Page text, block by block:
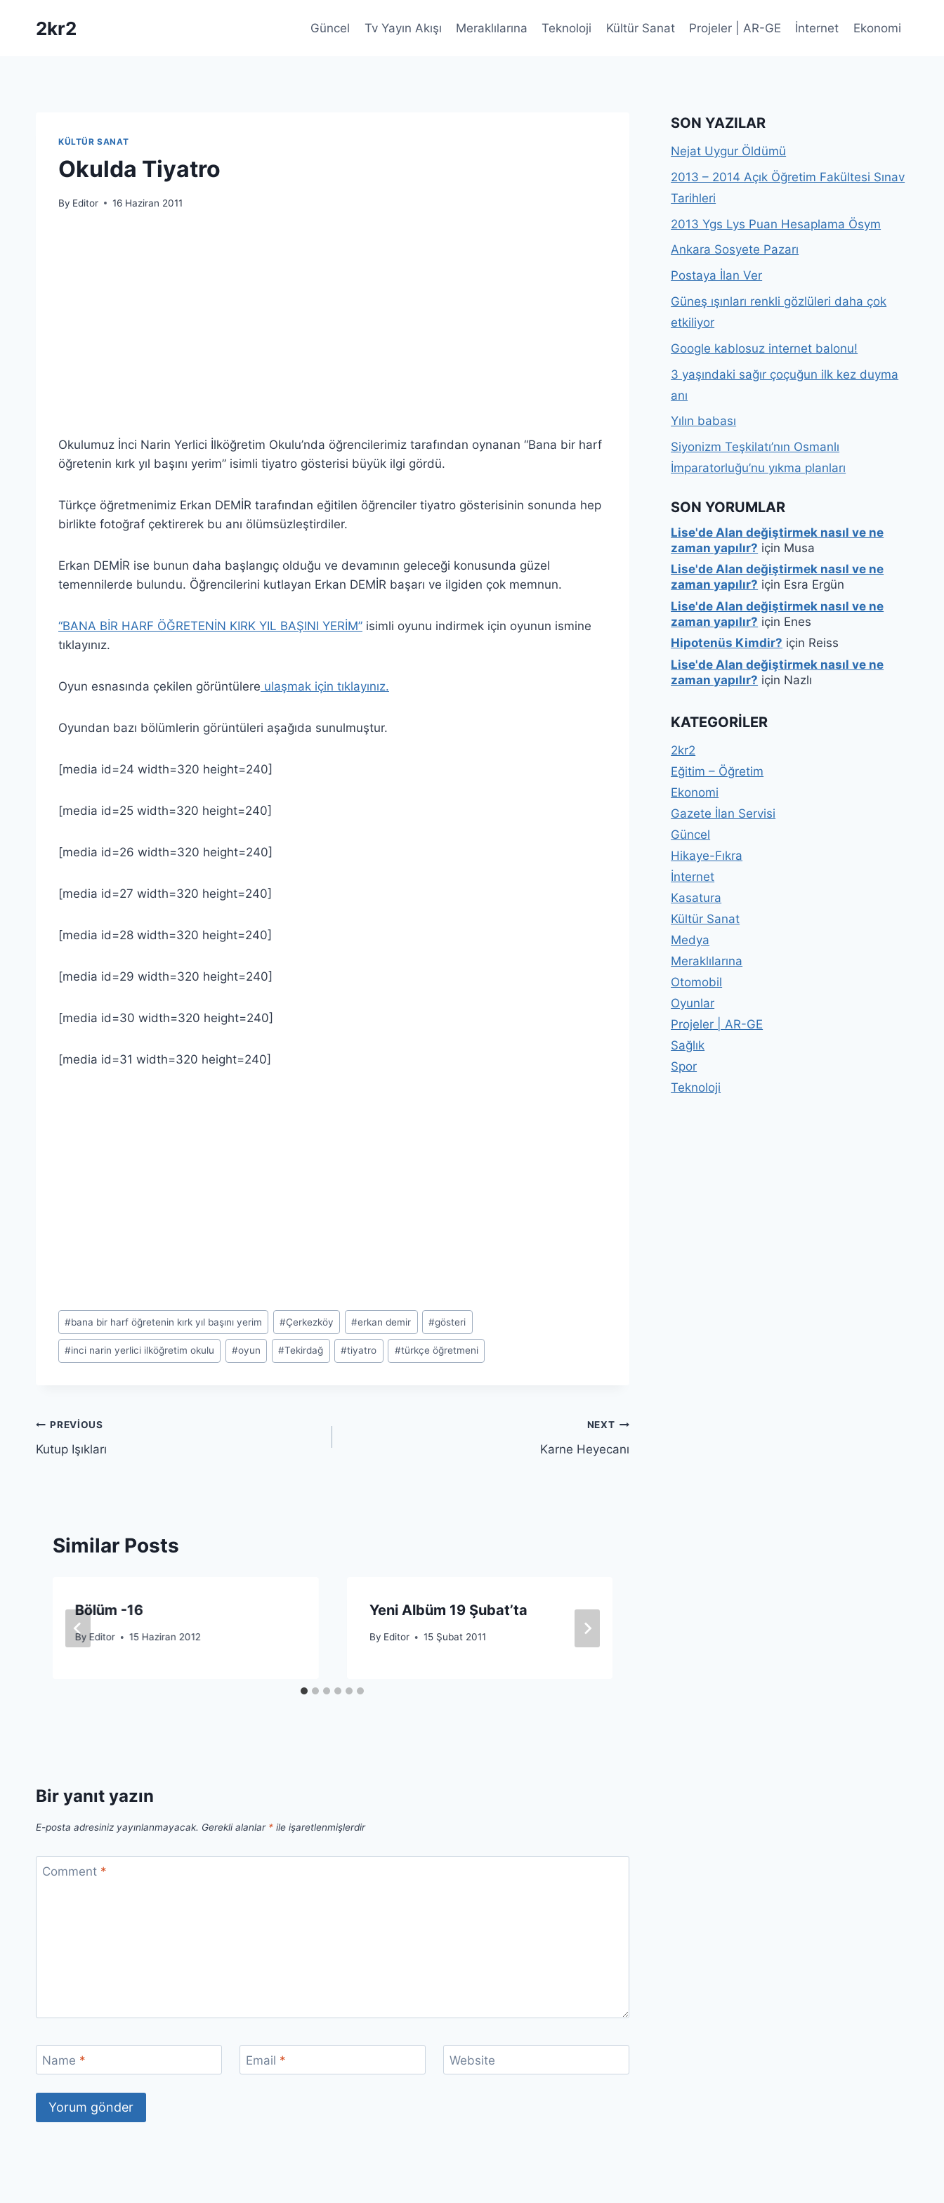
2kr2 Güncel Tv Yayın Akışı Meraklılarına Teknoloji Kültür Sanat Projeler | AR-GE İnternet Ekonomi
KÜLTÜR SANAT
Okulda Tiyatro
By Editor 16 Haziran 2011
Okulumuz İnci Narin Yerlici İlköğretim Okulu’nda öğrencilerimiz tarafından oynanan “Bana bir harf
öğretenin kırk yıl başını yerim” isimli tiyatro gösterisi büyük ilgi gördü.
Türkçe öğretmenimiz Erkan DEMİR tarafından eğitilen öğrenciler tiyatro gösterisinin sonunda hep
birlikte fotoğraf çektirerek bu anı ölümsüzleştirdiler.
Erkan DEMİR ise bunun daha başlangıç olduğu ve devamının geleceği konusunda güzel
temennilerde bulundu. Öğrencilerini kutlayan Erkan DEMİR başarı ve ilgiden çok memnun.
“BANA BİR HARF ÖĞRETENİN KIRK YIL BAŞINI YERİM” isimli oyunu indirmek için oyunun ismine
tıklayınız.
Oyun esnasında çekilen görüntülere ulaşmak için tıklayınız.
Oyundan bazı bölümlerin görüntüleri aşağıda sunulmuştur.
[media id=24 width=320 height=240]
[media id=25 width=320 height=240]
[media id=26 width=320 height=240]
[media id=27 width=320 height=240]
[media id=28 width=320 height=240]
[media id=29 width=320 height=240]
[media id=30 width=320 height=240]
[media id=31 width=320 height=240]
Post
Tags:
#bana bir harf öğretenin kırk yıl başını yerim #Çerkezköy #erkan demir #gösteri
#inci narin yerlici ilköğretim okulu #oyun #Tekirdağ #tiyatro #türkçe öğretmeni
Yazı
gezinmesi
PREVIOUS
Kutup Işıkları
NEXT
Karne Heyecanı
Similar Posts
Bölüm -16
By Editor 15 Haziran 2012
Yeni Albüm 19 Şubat’ta
By Editor 15 Şubat 2011
Bir yanıt yazın
E-posta adresiniz yayınlanmayacak. Gerekli alanlar * ile işaretlenmişlerdir
Comment *
Name * Email * Website
SON YAZILAR
Nejat Uygur Öldümü
2013 – 2014 Açık Öğretim Fakültesi Sınav
Tarihleri
2013 Ygs Lys Puan Hesaplama Ösym
Ankara Sosyete Pazarı
Postaya İlan Ver
Güneş ışınları renkli gözlüleri daha çok
etkiliyor
Google kablosuz internet balonu!
3 yaşındaki sağır çoçuğun ilk kez duyma
anı
Yılın babası
Siyonizm Teşkilatı’nın Osmanlı
İmparatorluğu’nu yıkma planları
SON YORUMLAR
Lise'de Alan değiştirmek nasıl ve ne
zaman yapılır? için Musa
Lise'de Alan değiştirmek nasıl ve ne
zaman yapılır? için Esra Ergün
Lise'de Alan değiştirmek nasıl ve ne
zaman yapılır? için Enes
Hipotenüs Kimdir? için Reiss
Lise'de Alan değiştirmek nasıl ve ne
zaman yapılır? için Nazlı
KATEGORILER
2kr2
Eğitim – Öğretim
Ekonomi
Gazete İlan Servisi
Güncel
Hikaye-Fıkra
İnternet
Kasatura
Kültür Sanat
Medya
Meraklılarına
Otomobil
Oyunlar
Projeler | AR-GE
Sağlık
Spor
Teknoloji